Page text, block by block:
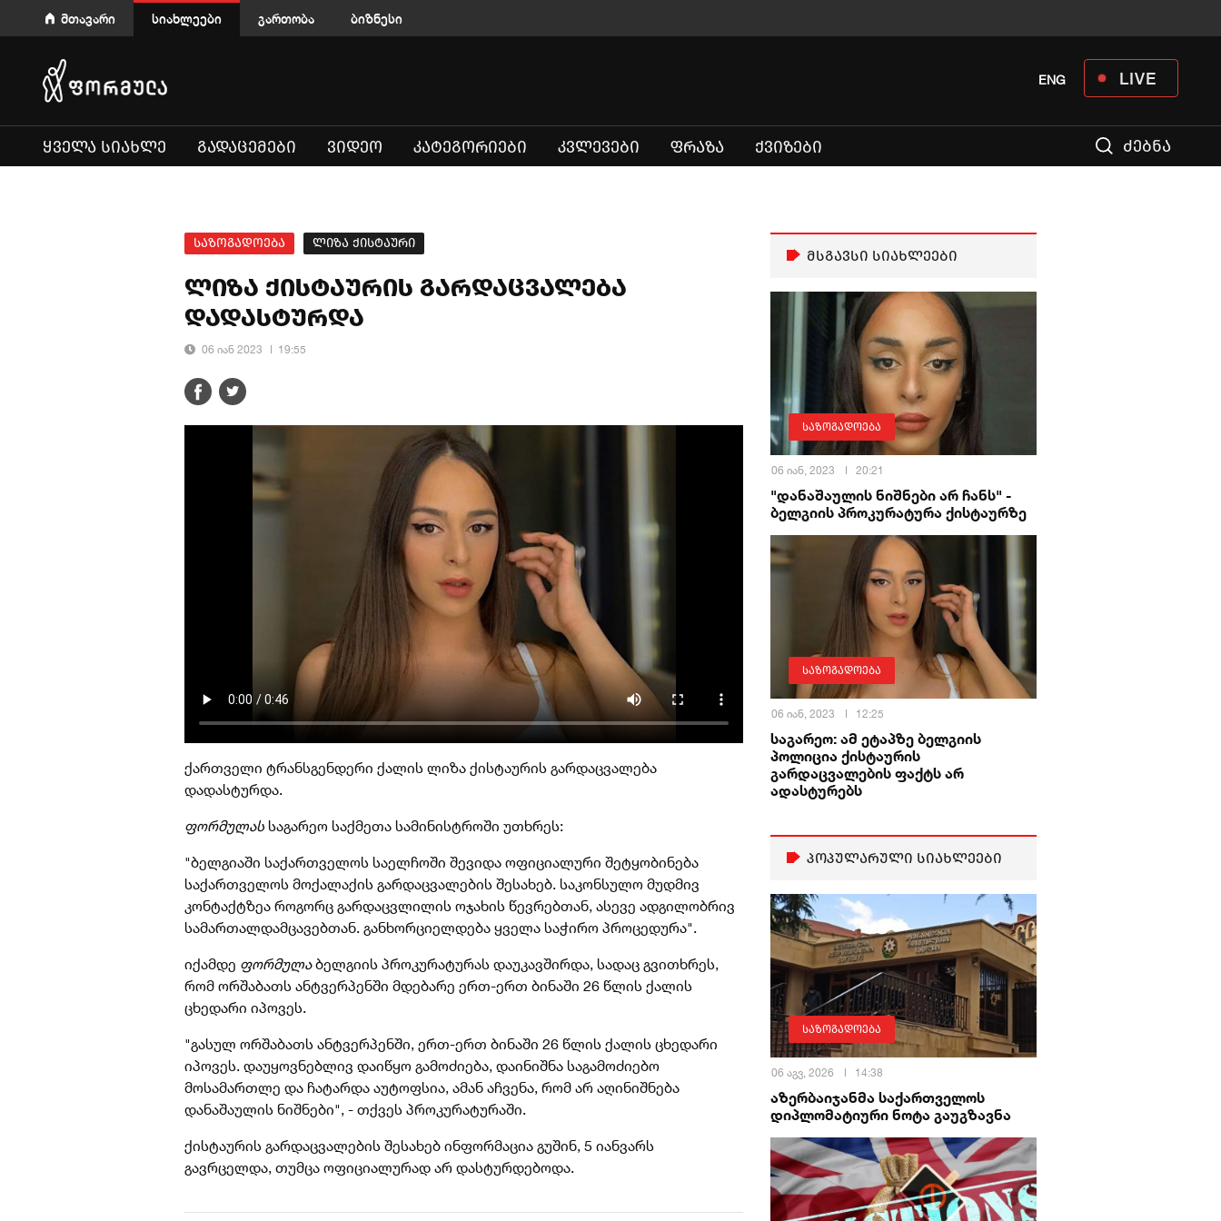
მთავარი სიახლეები გართობა ბიზნესი
LIVE
ENG
ᲧᲕᲔᲚᲐ ᲡᲘᲐᲮᲚᲔ ᲒᲐᲓᲐᲪᲔᲛᲔᲑᲘ ᲕᲘᲓᲔᲝ ᲙᲐᲢᲔᲒᲝᲠᲘᲔᲑᲘ ᲙᲕᲚᲔᲕᲔᲑᲘ ᲤᲠᲐᲖᲐ ᲥᲕᲘᲖᲔᲑᲘ ძებნა
საზოგადოება ლიზა ქისტაური
ლიზა ქისტაურის გარდაცვალება
დადასტურდა
06 იან 2023 19:55
ქართველი ტრანსგენდერი ქალის ლიზა ქისტაურის გარდაცვალება
დადასტურდა.
ფორმულას საგარეო საქმეთა სამინისტროში უთხრეს:
"ბელგიაში საქართველოს საელჩოში შევიდა ოფიციალური შეტყობინება
საქართველოს მოქალაქის გარდაცვალების შესახებ. საკონსულო მუდმივ
კონტაქტზეა როგორც გარდაცვლილის ოჯახის წევრებთან, ასევე ადგილობრივ
სამართალდამცავებთან. განხორციელდება ყველა საჭირო პროცედურა".
იქამდე ფორმულაბელგიის პროკურატურას დაუკავშირდა, სადაც გვითხრეს,
რომ ორშაბათს ანტვერპენში მდებარე ერთ-ერთ ბინაში 26 წლის ქალის
ცხედარი იპოვეს.
"გასულ ორშაბათს ანტვერპენში, ერთ-ერთ ბინაში 26 წლის ქალის ცხედარი
იპოვეს. დაუყოვნებლივ დაიწყო გამოძიება, დაინიშნა საგამოძიებო
მოსამართლე და ჩატარდა აუტოფსია, ამან აჩვენა, რომ არ აღინიშნება
დანაშაულის ნიშნები", - თქვეს პროკურატურაში.
ქისტაურის გარდაცვალების შესახებ ინფორმაცია გუშინ, 5 იანვარს
გავრცელდა, თუმცა ოფიციალურად არ დასტურდებოდა.
მსგავსი სიახლეები
საზოგადოება
06 იან, 2023 20:21
"დანაშაულის ნიშნები არ ჩანს" -
ბელგიის პროკურატურა ქისტაურზე
საზოგადოება
06 იან, 2023 12:25
საგარეო: ამ ეტაპზე ბელგიის
პოლიცია ქისტაურის
გარდაცვალების ფაქტს არ
ადასტურებს
პოპულარული სიახლეები
საზოგადოება
06 აგვ, 2026 14:38
აზერბაიჯანმა საქართველოს
დიპლომატიური ნოტა გაუგზავნა